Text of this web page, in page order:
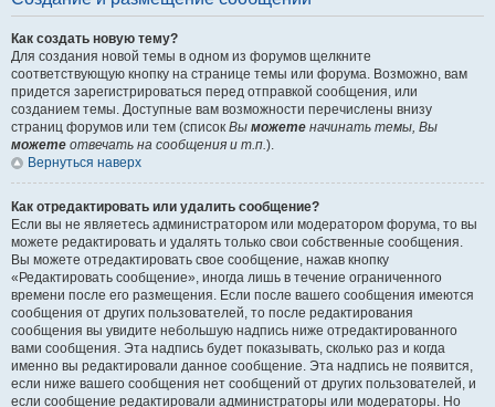
Как создать новую тему?
Для создания новой темы в одном из форумов щелкните
соответствующую кнопку на странице темы или форума. Возможно, вам
придется зарегистрироваться перед отправкой сообщения, или
созданием темы. Доступные вам возможности перечислены внизу
страниц форумов или тем (список Вы можете начинать темы, Вы
можете отвечать на сообщения и т.п.).
Вернуться наверх
Как отредактировать или удалить сообщение?
Если вы не являетесь администратором или модератором форума, то вы
можете редактировать и удалять только свои собственные сообщения.
Вы можете отредактировать свое сообщение, нажав кнопку
«Редактировать сообщение», иногда лишь в течение ограниченного
времени после его размещения. Если после вашего сообщения имеются
сообщения от других пользователей, то после редактирования
сообщения вы увидите небольшую надпись ниже отредактированного
вами сообщения. Эта надпись будет показывать, сколько раз и когда
именно вы редактировали данное сообщение. Эта надпись не появится,
если ниже вашего сообщения нет сообщений от других пользователей, и
если сообщение редактировали администраторы или модераторы. Но